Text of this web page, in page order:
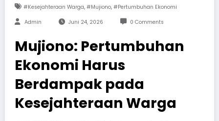
#Kesejahteraan Warga, #Mujiono, #Pertumbuhan Ekonomi
Admin Juni 24, 2026 0 Comments
Mujiono: Pertumbuhan
Ekonomi Harus
Berdampak pada
Kesejahteraan Warga